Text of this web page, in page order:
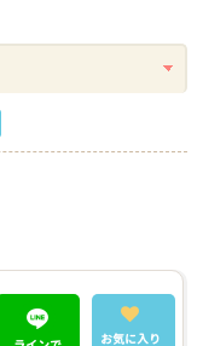
お気に入り